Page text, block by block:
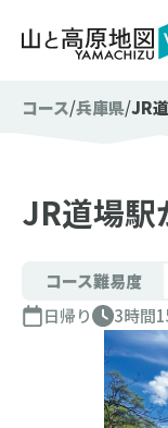
コース 兵庫県 JR
JR道場駅
コース難易度
日帰り
3時間